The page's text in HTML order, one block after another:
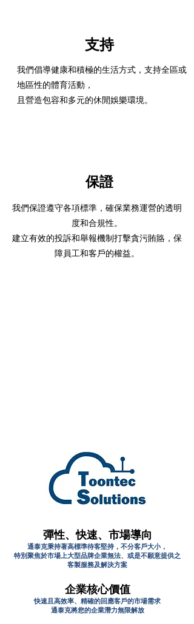
支持
我們倡導健康和積極的生活方式，支持全區或
地區性的體育活動，
且營造包容和多元的休閒娛樂環境。
保證
我們保證遵守各項標準，確保業務運營的透明
度和合規性。
建立有效的投訴和舉報機制打擊貪污賄賂，保
障員工和客戶的權益。
彈性、快速、市場導向
通泰克秉持著高標準待客堅持，不分客戶大小，
特別聚焦於市場上大型品牌企業無法、或是不願意提供之
客製服務及解決方案
企業核心價值
快速且高效率、精確的回應客戶的市場需求
通泰克將您的企業潛力無限解放